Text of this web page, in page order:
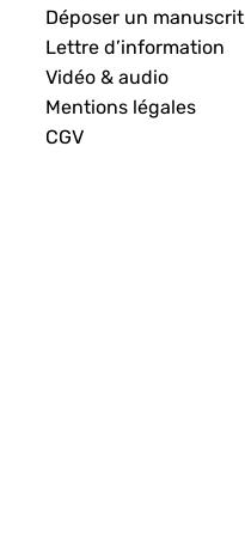
Déposer un manuscrit
Lettre d’information
Vidéo & audio
Mentions légales
CGV